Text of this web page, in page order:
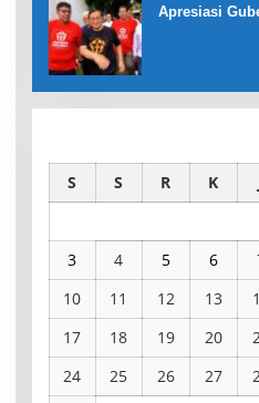
Apresiasi
S
S R K
3
4 5 6
10
11 12 13
17
18 19 20
24
25 26 27